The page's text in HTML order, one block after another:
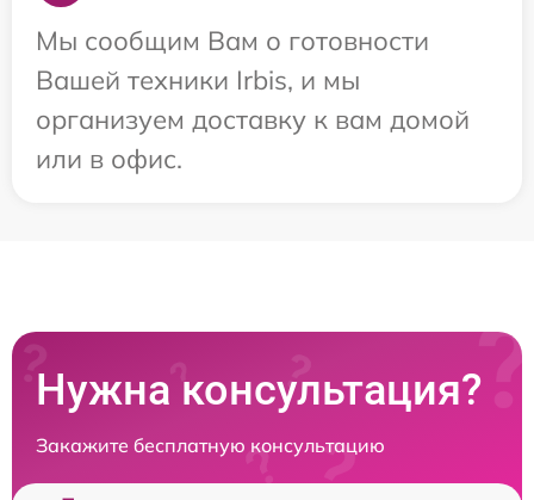
Мы сообщим Вам о готовности
Вашей техники Irbis, и мы
организуем доставку к вам домой
или в офис.
Нужна консультация?
Закажите бесплатную консультацию